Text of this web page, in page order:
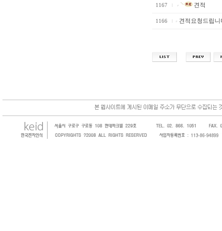
1167 견적
1166 견적요청드립니